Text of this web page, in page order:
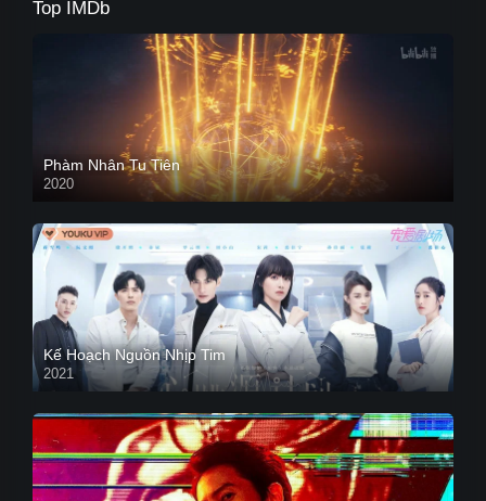
Top IMDb
Phàm Nhân Tu Tiên
2020
Kế Hoạch Nguồn Nhịp Tim
2021